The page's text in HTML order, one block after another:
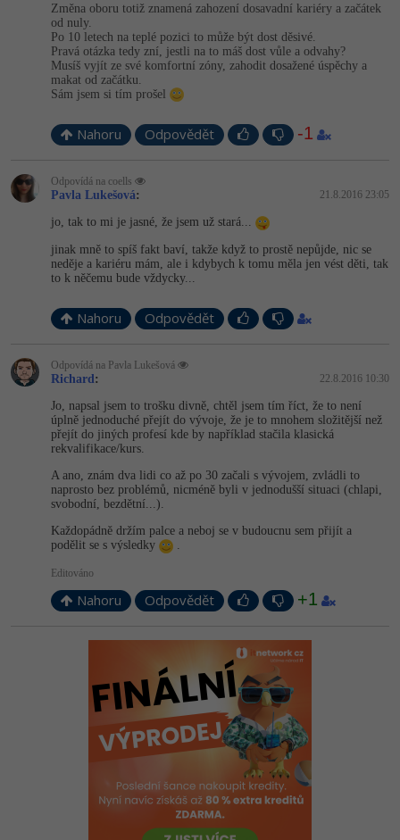
Změna oboru totiž znamená zahození dosavadní kariéry a začátek
od nuly.
Po 10 letech na teplé pozici to může být dost děsivé.
Pravá otázka tedy zní, jestli na to máš dost vůle a odvahy?
Musíš vyjít ze své komfortní zóny, zahodit dosažené úspěchy a
makat od začátku.
Sám jsem si tím prošel
Nahoru Odpovědět -1
Odpovídá na coells
Pavla Lukešová: 21.8.2016 23:05
jo, tak to mi je jasné, že jsem už stará...
jinak mně to spíš fakt baví, takže když to prostě nepůjde, nic se
neděje a kariéru mám, ale i kdybych k tomu měla jen vést děti, tak
to k něčemu bude vždycky...
Nahoru Odpovědět
Odpovídá na Pavla Lukešová
Richard: 22.8.2016 10:30
Jo, napsal jsem to trošku divně, chtěl jsem tím říct, že to není
úplně jednoduché přejít do vývoje, že je to mnohem složitější než
přejít do jiných profesí kde by například stačila klasická
rekvalifikace/kurs.
A ano, znám dva lidi co až po 30 začali s vývojem, zvládli to
naprosto bez problémů, nicméně byli v jednodušší situaci (chlapi,
svobodní, bezdětní...).
Každopádně držím palce a neboj se v budoucnu sem přijít a
podělit se s výsledky
.
Editováno
Nahoru Odpovědět +1